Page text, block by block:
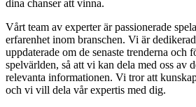
dina chanser att vinna.
Vårt team av experter är passionerade
erfarenhet inom branschen. Vi är
uppdaterade om de senaste trenderna och
spelvärlden, så att vi kan dela med oss av
relevanta informationen. Vi tror att
och vi vill dela vår expertis med dig.